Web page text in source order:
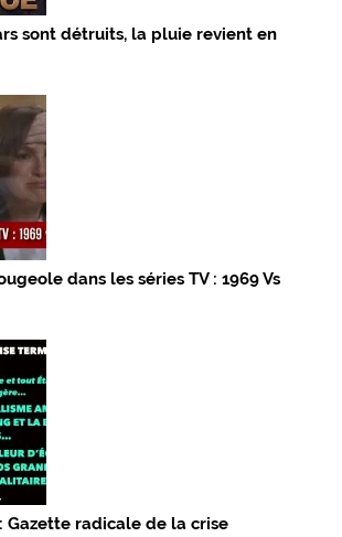
sont détruits, la pluie revient en
dans les séries TV : 1969 Vs
Gazette radicale de la crise